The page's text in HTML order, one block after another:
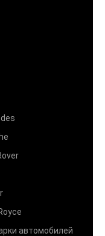
автомобилей